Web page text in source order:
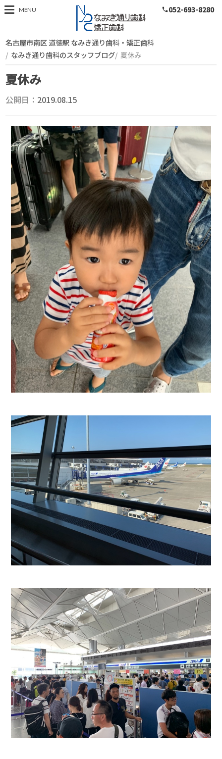
スタッフブログ
MENU phone052-693-8280
名古屋市南区 道徳駅 なみき通り歯科・矯正歯科
なみき通り歯科のスタッフブログ 夏休み
夏休み
公開日： 2019.08.15